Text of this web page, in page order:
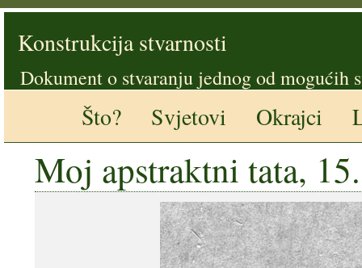
Konstrukcija stvarnosti
Dokument o stvaranju jednog od mogućih
Što? Svjetovi Okrajci
Moj apstraktni tata,